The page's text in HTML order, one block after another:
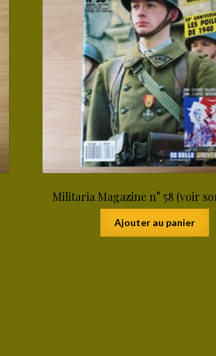
Militaria Magazine n° 58 (voir
Ajouter au panier